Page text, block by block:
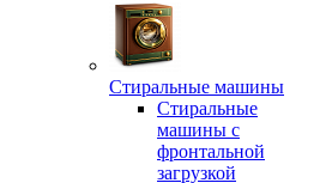
Стиральные машины
Стиральные
машины с
фронтальной
загрузкой